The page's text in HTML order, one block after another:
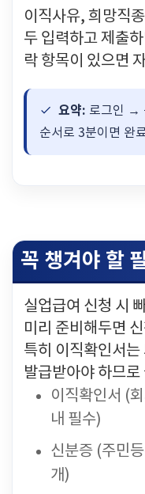
이직사유, 희망직
두 입력하고 제출
락 항목이 있으면
요약: 로그인 →
순서로 3분이면 완
꼭 챙겨야 할
실업급여 신청 시
미리 준비해두면
특히 이직확인서
발급받아야 하므
이직확인서 (
내 필수)
신분증 (주민
개)